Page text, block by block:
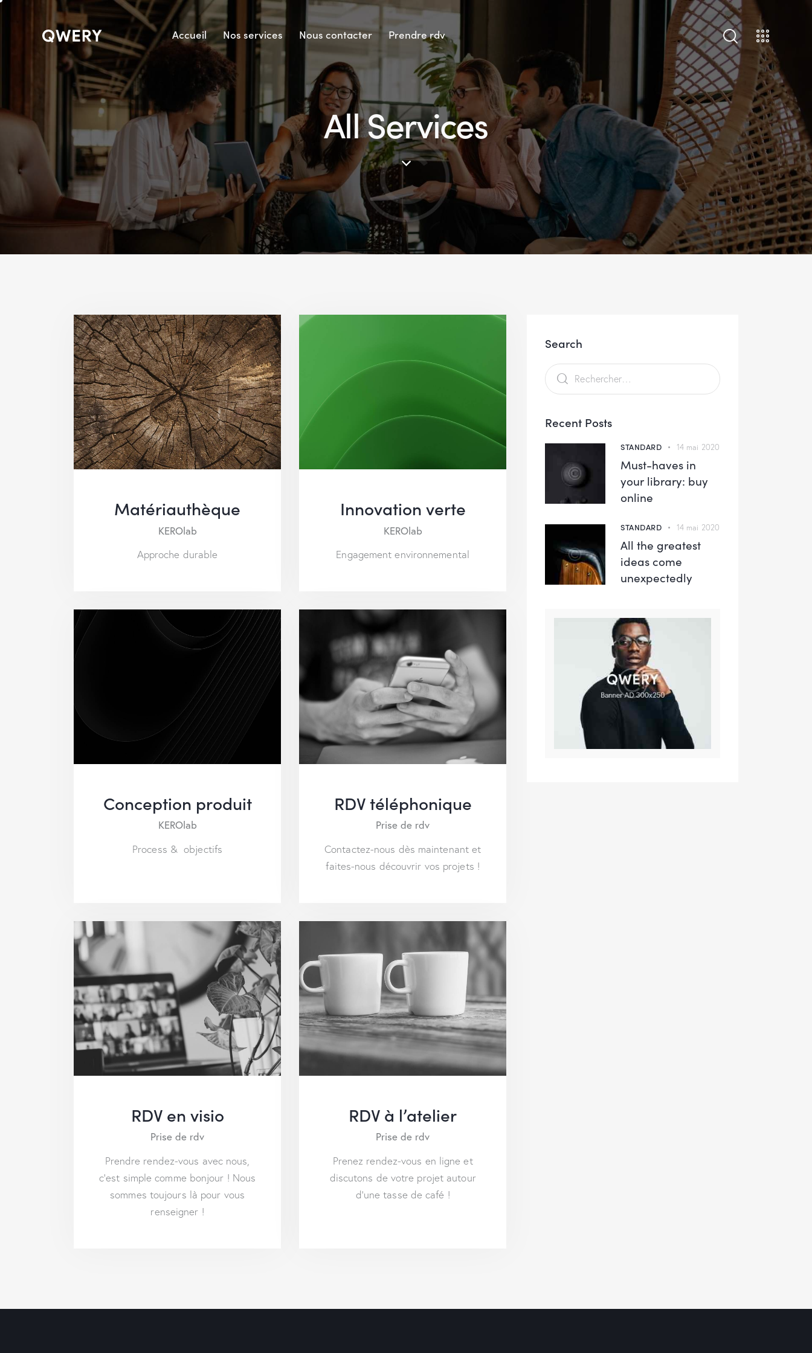
Accueil Nos services Nous contacter Prendre rdv
All Services
Matériauthèque
KEROlab
Approche durable
Innovation verte
KEROlab
Engagement environnemental
Conception produit
KEROlab
Process & objectifs
RDV téléphonique
Prise de rdv
Contactez-nous dès maintenant et
faites-nous découvrir vos projets !
RDV en visio
Prise de rdv
Prendre rendez-vous avec nous,
c’est simple comme bonjour ! Nous
sommes toujours là pour vous
renseigner !
RDV à l’atelier
Prise de rdv
Prenez rendez-vous en ligne et
discutons de votre projet autour
d’une tasse de café !
Search
Recent Posts
STANDARD 14 mai 2020
Must-haves in
your library: buy
online
STANDARD 14 mai 2020
All the greatest
ideas come
unexpectedly